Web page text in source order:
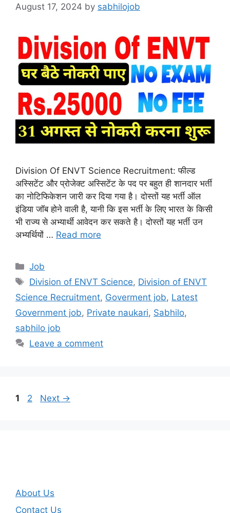
August 17, 2024 by sabhilojob
Division Of ENVT Science Recruitment: फील्ड
अस्सिटेंट और प्रोजेक्ट अस्सिटेंट के पद पर बहुत ही शानदार भर्ती
का नोटिफिकेशन जारी कर दिया गया है। दोस्तों यह भर्ती ऑल
इंडिया जॉब होने वाली है, यानी कि इस भर्ती के लिए भारत के किसी
भी राज्य से अभ्यार्थी आवेदन कर सकते है। दोस्तों यह भर्ती उन
अभ्यर्थियों … Read more
Categories
Job
Tags
Division of ENVT Science, Division of ENVT
Science Recruitment, Goverment job, Latest
Government job, Private naukari, Sabhilo,
sabhilo job
Leave a comment
Page
1 Page
2 Next →
About Us
Contact Us